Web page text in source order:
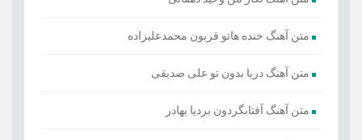
متن آهنگ خنده هاتو قربون محمدعلیزاده
متن آهنگ دریا بدون تو علی صدیقی
متن آهنگ آفتابگردون بردیا بهادر